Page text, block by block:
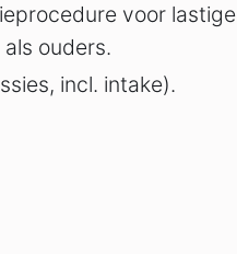
voor lastige
ouders.
incl. intake).